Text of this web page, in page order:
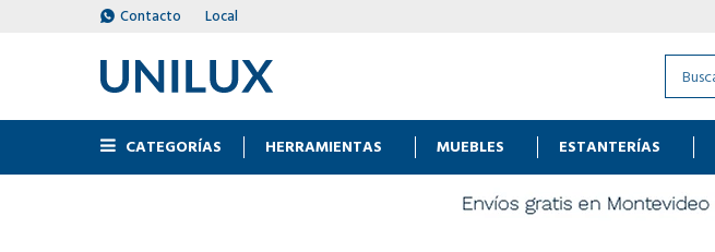
CATEGORÍAS HERRAMIENTAS MUEBLES ESTANTERÍAS
Contacto Local